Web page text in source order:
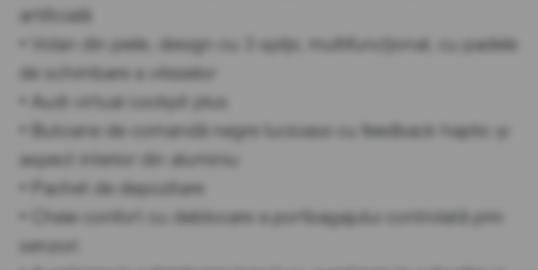
artificială
• Volan din piele, design cu 3 spițe, multifuncțional, cu padele
de schimbare a vitezelor
• Audi virtual cockpit plus
• Butoane de comandă negre lucioase cu feedback haptic și
aspect interior din aluminiu
• Pachet de depozitare
• Cheie confort cu deblocare a portbagajului controlată prin
senzori